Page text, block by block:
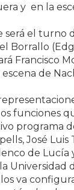
y en la
será el turno
Borrallo
Francisco
de
funciones
programa
José
de Lucía
va